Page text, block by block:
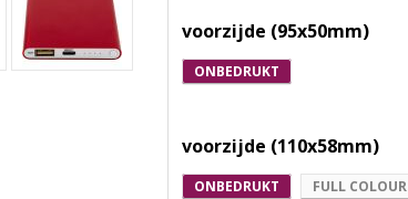
voorzijde (95x50mm)
ONBEDRUKT
voorzijde (110x58mm)
ONBEDRUKT FULL COLOUR